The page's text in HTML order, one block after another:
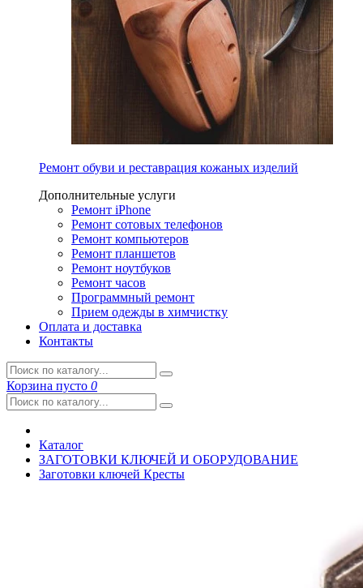
Ремонт обуви и реставрация кожаных изделий
Дополнительные услуги
Ремонт iPhone
Ремонт сотовых телефонов
Ремонт компьютеров
Ремонт планшетов
Ремонт ноутбуков
Ремонт часов
Программный ремонт
Прием одежды в химчистку
Оплата и доставка
Контакты
Корзина пусто 0
Каталог
ЗАГОТОВКИ КЛЮЧЕЙ И ОБОРУДОВАНИЕ
Заготовки ключей Кресты